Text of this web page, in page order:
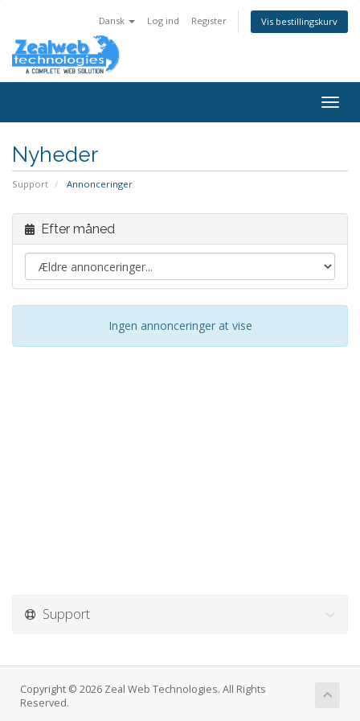
Dansk Log ind Register Vis bestillingskurv
Nyheder
Support Annonceringer
Efter måned
Ingen annonceringer at vise
Support
Copyright © 2026 Zeal Web Technologies. All Rights
Reserved.